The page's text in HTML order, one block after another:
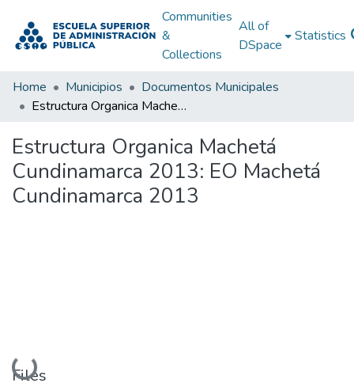
Communities
&
Collections
All of
DSpace
Statistics
Home Municipios
Documentos Municipales
Estructura Organica Machetá Cundinamarca 2013: EO Machetá Cundinamarca 2013
Estructura Organica Machetá
Cundinamarca 2013: EO Machetá
Cundinamarca 2013
Loading...
Files